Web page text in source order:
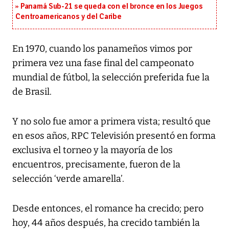
Panamá Sub-21 se queda con el bronce en los Juegos
Centroamericanos y del Caribe
En 1970, cuando los panameños vimos por
primera vez una fase final del campeonato
mundial de fútbol, la selección preferida fue la
de Brasil.
Y no solo fue amor a primera vista; resultó que
en esos años, RPC Televisión presentó en forma
exclusiva el torneo y la mayoría de los
encuentros, precisamente, fueron de la
selección ‘verde amarella’.
Desde entonces, el romance ha crecido; pero
hoy, 44 años después, ha crecido también la